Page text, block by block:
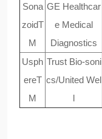
Sona
zoidT
M
GE Healthcar
e Medical
Diagnostics
Usph
ereT
M
Trust Bio-soni
cs/United Wel
l